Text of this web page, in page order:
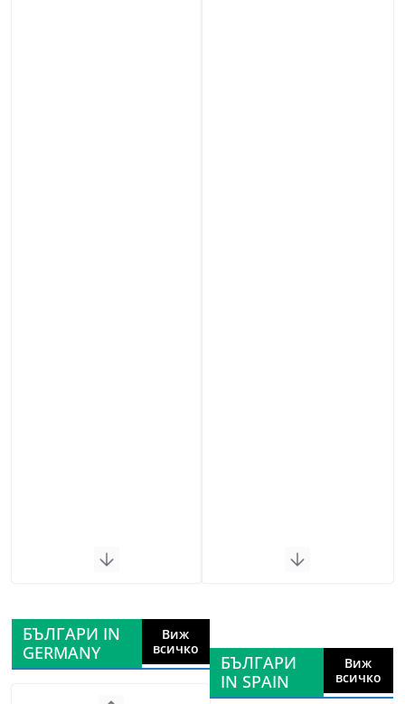
БЪЛГАРИ IN
GERMANY
Виж
всичко
БЪЛГАРИ
IN SPAIN
Виж
всичко